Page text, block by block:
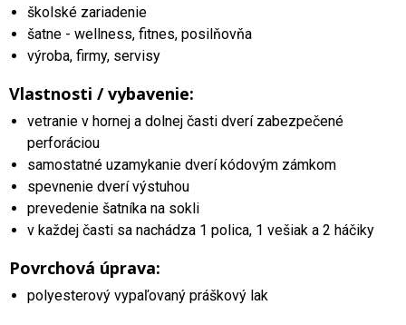
školské zariadenie
šatne - wellness, fitnes, posilňovňa
výroba, firmy, servisy
Vlastnosti / vybavenie:
vetranie v hornej a dolnej časti dverí zabezpečené
perforáciou
samostatné uzamykanie dverí kódovým zámkom
spevnenie dverí výstuhou
prevedenie šatníka na sokli
v každej časti sa nachádza 1 polica, 1 vešiak a 2 háčiky
Povrchová úprava:
polyesterový vypaľovaný práškový lak